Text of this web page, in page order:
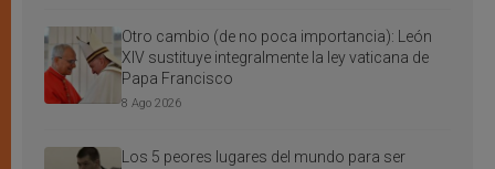
Otro cambio (de no poca importancia): León
XIV sustituye integralmente la ley vaticana de
Papa Francisco
8 Ago 2026
Los 5 peores lugares del mundo para ser